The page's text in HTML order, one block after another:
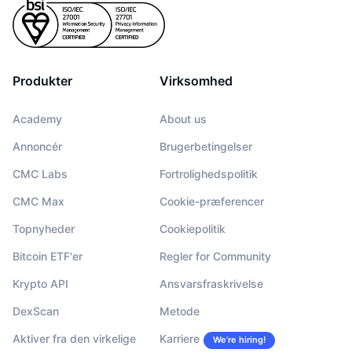
Produkter
Academy
Annoncér
CMC Labs
CMC Max
Topnyheder
Bitcoin ETF'er
Krypto API
DexScan
Aktiver fra den virkelige
Virksomhed
About us
Brugerbetingelser
Fortrolighedspolitik
Cookie-præferencer
Cookiepolitik
Regler for Community
Ansvarsfraskrivelse
Metode
Karriere We’re hiring!